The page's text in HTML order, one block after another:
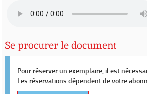
Se procurer le document
Pour réserver un exemplaire, il est
Les réservations dépendent de votre